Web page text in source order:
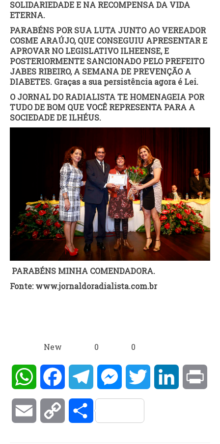
SOLIDARIEDADE E NA RECOMPENSA DA VIDA
ETERNA.
PARABÉNS POR SUA LUTA JUNTO AO VEREADOR
COSME ARAÚJO, QUE CONSEGUIU APRESENTAR E
APROVAR NO LEGISLATIVO ILHEENSE, E
POSTERIORMENTE SANCIONADO PELO PREFEITO
JABES RIBEIRO, A SEMANA DE PREVENÇÃO A
DIABETES. Graças a sua persistência agora é Lei.
O JORNAL DO RADIALISTA TE HOMENAGEIA POR
TUDO DE BOM QUE VOCÊ REPRESENTA PARA A
SOCIEDADE DE ILHÉUS.
PARABÉNS MINHA COMENDADORA.
Fonte: www.jornaldoradialista.com.br
New 0 0
WhatsAppFacebookTelegramMessengerTwitter LinkedIn
Email Copy Compartilhar